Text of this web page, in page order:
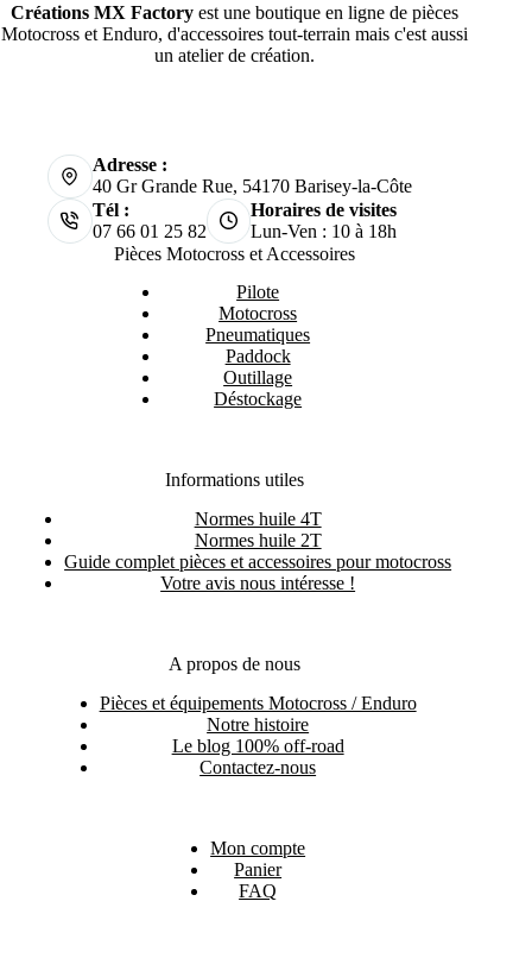
Créations MX Factoryest une boutique en ligne de pièces
Motocross et Enduro, d'accessoires tout-terrain mais c'est aussi
un atelier de création.
Adresse :
40 Gr Grande Rue, 54170 Barisey-la-Côte
Tél :
07 66 01 25 82
Horaires de visites
Lun-Ven : 10 à 18h
Pièces Motocross et Accessoires
Pilote
Motocross
Pneumatiques
Paddock
Outillage
Déstockage
Informations utiles
Normes huile 4T
Normes huile 2T
Guide complet pièces et accessoires pour motocross
Votre avis nous intéresse !
A propos de nous
Pièces et équipements Motocross / Enduro
Notre histoire
Le blog 100% off-road
Contactez-nous
Mon compte
Panier
FAQ